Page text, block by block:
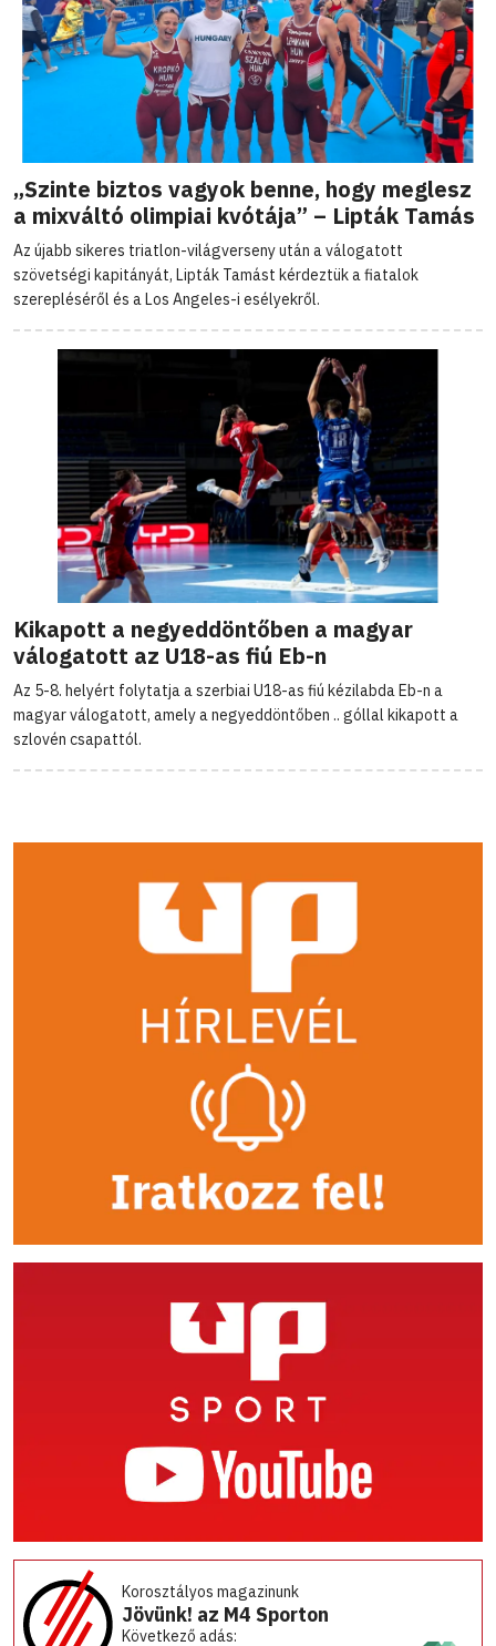
„Szinte biztos vagyok benne, hogy meglesz
a mixváltó olimpiai kvótája” – Lipták Tamás
Az újabb sikeres triatlon-világverseny után a válogatott
szövetségi kapitányát, Lipták Tamást kérdeztük a fiatalok
szerepléséről és a Los Angeles-i esélyekről.
Kikapott a negyeddöntőben a magyar
válogatott az U18-as fiú Eb-n
Az 5-8. helyért folytatja a szerbiai U18-as fiú kézilabda Eb-n a
magyar válogatott, amely a negyeddöntőben .. góllal kikapott a
szlovén csapattól.
Korosztályos magazinunk
Jövünk! az M4 Sporton
Következő adás: